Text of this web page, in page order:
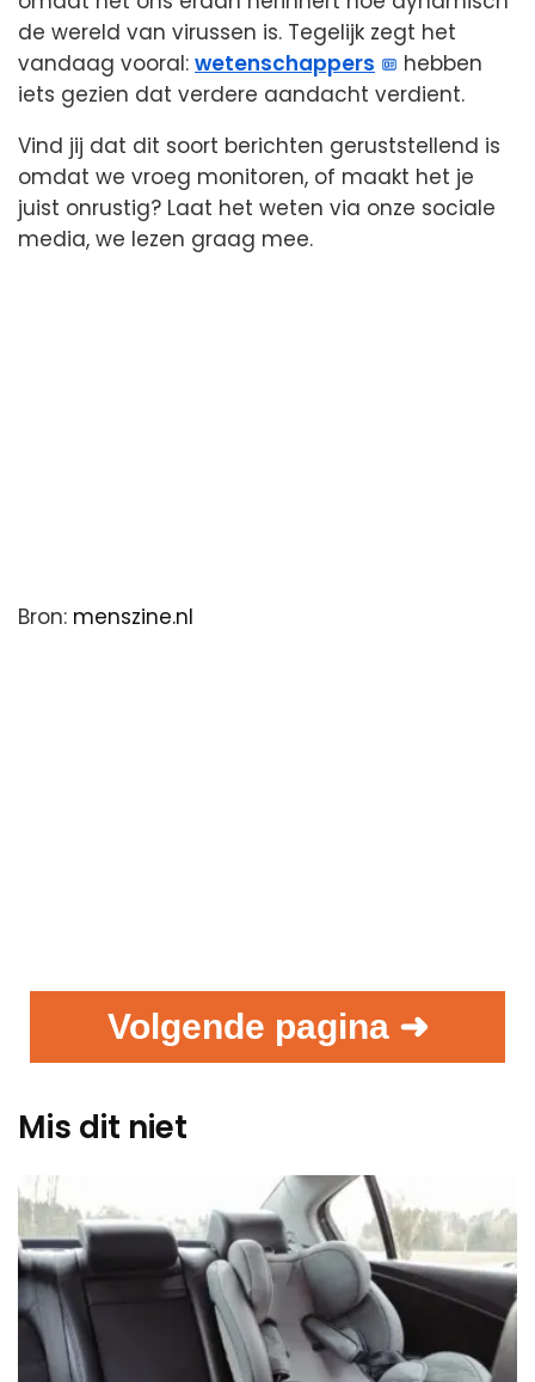
de wereld van virussen is. Tegelijk zegt het
vandaag vooral: wetenschappers
hebben
iets gezien dat verdere aandacht verdient.
Vind jij dat dit soort berichten geruststellend is
omdat we vroeg monitoren, of maakt het je
juist onrustig? Laat het weten via onze sociale
media, we lezen graag mee.
Bron: menszine.nl
Volgende pagina ➜
Mis dit niet